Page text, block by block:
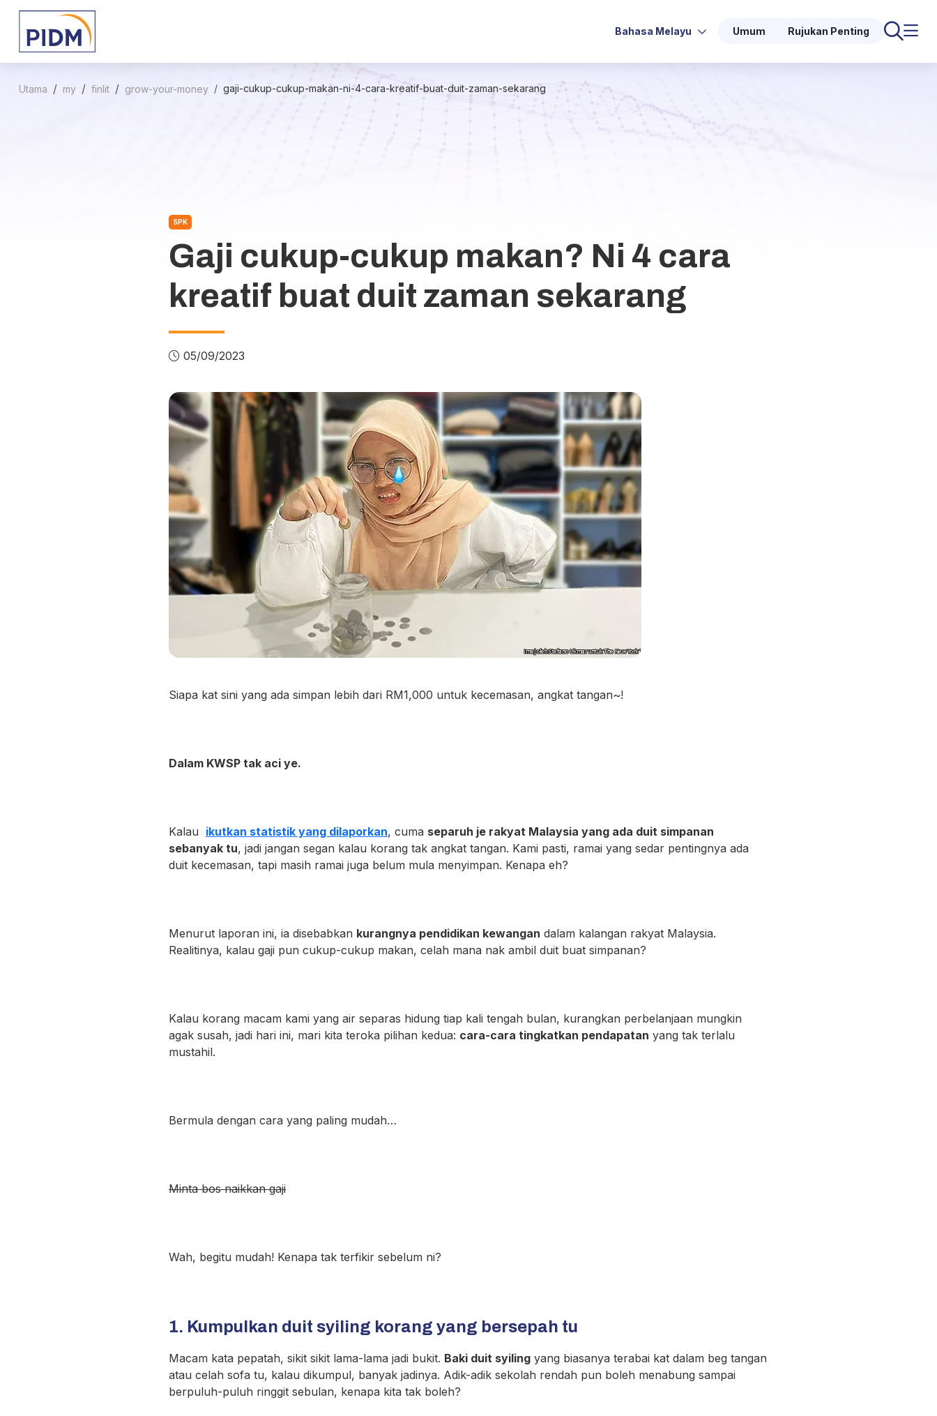
Bahasa Melayu Umum Rujukan Penting
Utama my finlit grow-your-money gaji-cukup-cukup-makan-ni-4-cara-kreatif-buat-duit-zaman-sekarang
SPK
Gaji cukup-cukup makan? Ni 4 cara
kreatif buat duit zaman sekarang
05/09/2023
Siapa kat sini yang ada simpan lebih dari RM1,000 untuk kecemasan, angkat tangan~!
Dalam KWSP tak aci ye.
Kalau ikutkan statistik yang dilaporkan, cuma separuh je rakyat Malaysia yang ada duit simpanan
sebanyak tu, jadi jangan segan kalau korang tak angkat tangan. Kami pasti, ramai yang sedar pentingnya ada
duit kecemasan, tapi masih ramai juga belum mula menyimpan. Kenapa eh?
Menurut laporan ini, ia disebabkan kurangnya pendidikan kewangan dalam kalangan rakyat Malaysia.
Realitinya, kalau gaji pun cukup-cukup makan, celah mana nak ambil duit buat simpanan?
Kalau korang macam kami yang air separas hidung tiap kali tengah bulan, kurangkan perbelanjaan mungkin
agak susah, jadi hari ini, mari kita teroka pilihan kedua: cara-cara tingkatkan pendapatan yang tak terlalu
mustahil.
Bermula dengan cara yang paling mudah…
Minta bos naikkan gaji
Wah, begitu mudah! Kenapa tak terfikir sebelum ni?
1. Kumpulkan duit syiling korang yang bersepah tu
Macam kata pepatah, sikit sikit lama-lama jadi bukit. Baki duit syiling yang biasanya terabai kat dalam beg tangan
atau celah sofa tu, kalau dikumpul, banyak jadinya. Adik-adik sekolah rendah pun boleh menabung sampai
berpuluh-puluh ringgit sebulan, kenapa kita tak boleh?